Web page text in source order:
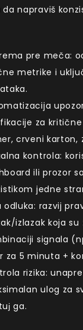
napraviš
pre meča:
metrike i
za
crveni karton,
kontrola:
ili prozor
jedne
odluka: razvij
izlazak koja su
signala
za 5 minuta +
rizika:
ulog za
ga.